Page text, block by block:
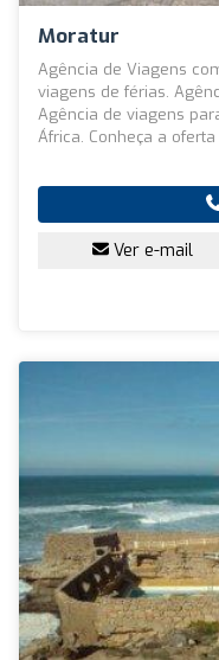
Moratur
Agência de Viagens
viagens de férias.
Agência de viagens
África. Conheça a oferta
Ver e-mail